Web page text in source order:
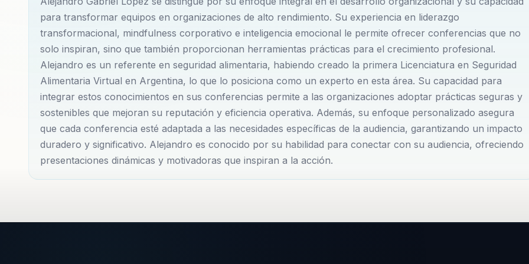
Alejandro ha impactado a organizaciones de distintos sectores, logrando transformar la cultura organizacional y
mejorar el desempeño de los equipos de trabajo.
Además, su enfoque en el bienestar organizacional y la motivación laboral permite que los participantes de sus
conferencias experimenten un cambio positivo inmediato. Su metodología combina herramientas prácticas con
inspiración, garantizando un aprendizaje significativo y aplicable en cualquier entorno profesional. Alejandro es
conocido por su habilidad para integrar mindfulness corporativo e inteligencia emocional en sus presentaciones,
lo que resulta en un ambiente de trabajo más equilibrado y productivo.
Su compromiso con la seguridad alimentaria también es notable, habiendo desarrollado programas que han sido
adoptados por diversas organizaciones para asegurar prácticas alimentarias seguras y sostenibles. Alejandro
para transformar equipos en organizaciones de alto rendimiento. Su experiencia en liderazgo
transformacional, mindfulness corporativo e inteligencia emocional le permite ofrecer conferencias que no
solo inspiran, sino que también proporcionan herramientas prácticas para el crecimiento profesional.
Alejandro es un referente en seguridad alimentaria, habiendo creado la primera Licenciatura en Seguridad
Alimentaria Virtual en Argentina, lo que lo posiciona como un experto en esta área. Su capacidad para
integrar estos conocimientos en sus conferencias permite a las organizaciones adoptar prácticas seguras y
sostenibles que mejoran su reputación y eficiencia operativa. Además, su enfoque personalizado asegura
que cada conferencia esté adaptada a las necesidades específicas de la audiencia, garantizando un impacto
duradero y significativo. Alejandro es conocido por su habilidad para conectar con su audiencia, ofreciendo
presentaciones dinámicas y motivadoras que inspiran a la acción.